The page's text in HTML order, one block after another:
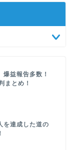
爆益報告多数！
まとめ！
を達成した道の